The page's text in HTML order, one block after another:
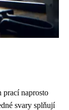
prací naprosto
svary splňují